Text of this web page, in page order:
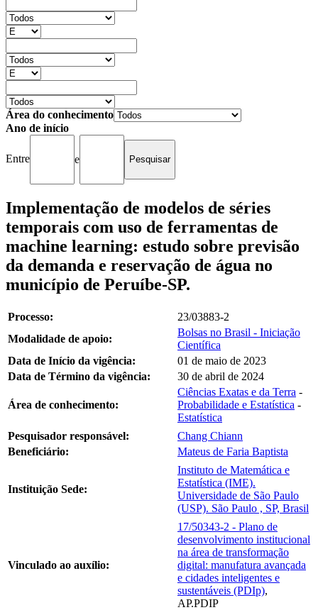
Área do conhecimento
Ano de início
Entre e
Implementação de modelos de séries
temporais com uso de ferramentas de
machine learning: estudo sobre previsão
da demanda e reservação de água no
município de Peruíbe-SP.
Processo:
23/03883-2
Modalidade de apoio:
Bolsas no Brasil - Iniciação
Científica
Data de Início da vigência:
01 de maio de 2023
Data de Término da vigência:
30 de abril de 2024
Área de conhecimento:
Ciências Exatas e da Terra -
Probabilidade e Estatística -
Estatística
Pesquisador responsável:
Chang Chiann
Beneficiário:
Mateus de Faria Baptista
Instituição Sede:
Instituto de Matemática e
Estatística (IME).
Universidade de São Paulo
(USP). São Paulo , SP, Brasil
Vinculado ao auxílio:
17/50343-2 - Plano de
desenvolvimento institucional
na área de transformação
digital: manufatura avançada
e cidades inteligentes e
sustentáveis (PDIp),
AP.PDIP